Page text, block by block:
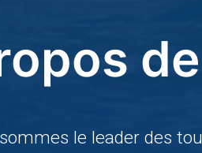
le leader des